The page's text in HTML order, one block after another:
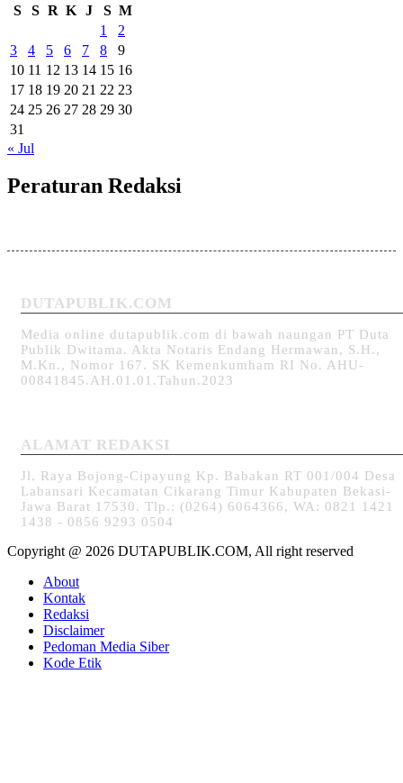
S
S R K J S M
1
2
3
4 5 6 7 8
9
10 11 12 13 14 15 16
17 18 19 20 21 22 23
24 25 26 27 28 29 30
31
« Jul
Peraturan Redaksi
DUTAPUBLIK.COM
Media online dutapublik.com di bawah naungan PT Duta
Publik Dwitama. Akta Notaris Endang Hermawan, S.H.,
M.Kn., Nomor 167. SK Kemenkumham RI No. AHU-
00841845.AH.01.01.Tahun.2023
ALAMAT REDAKSI
Jl. Raya Bojong-Cipayung Kp. Babakan RT 001/004 Desa
Labansari Kecamatan Cikarang Timur Kabupaten Bekasi-
Jawa Barat 17530. Tlp.: (0264) 6064366, WA: 0821 1421
1438 - 0856 9293 0504
Copyright @ 2026 DUTAPUBLIK.COM, All right reserved
About
Kontak
Redaksi
Disclaimer
Pedoman Media Siber
Kode Etik